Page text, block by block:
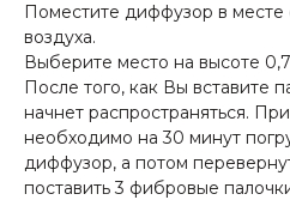
Поместите диффузор в
воздуха.
Выберите место на высоте
После того, как Вы вставите
начнет распространяться.
необходимо на 30 минут
диффузор, а потом
поставить 3 фибровые